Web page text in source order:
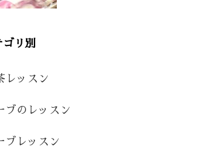
ゴリ別
レッスン
ブのレッスン
ブレッスン